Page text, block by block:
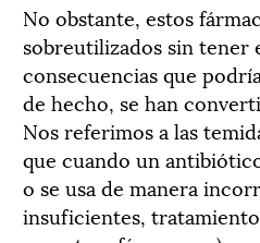
No obstante, estos
sobreutilizados sin tener
consecuencias que
de hecho, se han
Nos referimos a las
que cuando un
o se usa de manera
insuficientes,